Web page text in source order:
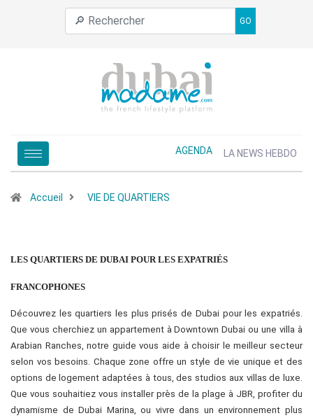
GO
AGENDA LA NEWS HEBDO
Accueil VIE DE QUARTIERS
LES QUARTIERS DE DUBAI POUR LES EXPATRIÉS
FRANCOPHONES
Découvrez les quartiers les plus prisés de Dubai pour les expatriés.
Que vous cherchiez un appartement à Downtown Dubai ou une villa à
Arabian Ranches, notre guide vous aide à choisir le meilleur secteur
selon vos besoins. Chaque zone offre un style de vie unique et des
options de logement adaptées à tous, des studios aux villas de luxe.
Que vous souhaitiez vous installer près de la plage à JBR, profiter du
dynamisme de Dubai Marina, ou vivre dans un environnement plus